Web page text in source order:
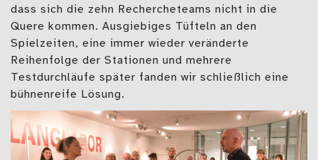
dass sich die zehn Rechercheteams nicht in die
Quere kommen. Ausgiebiges Tüfteln an den
Spielzeiten, eine immer wieder veränderte
Reihenfolge der Stationen und mehrere
Testdurchläufe später fanden wir schließlich eine
bühnenreife Lösung.